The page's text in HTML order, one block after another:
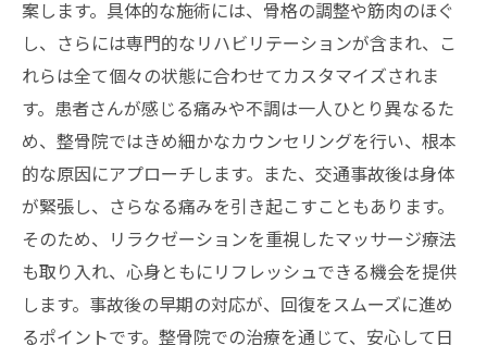
案します。具体的な施術には、骨格の調整や筋肉のほぐ
し、さらには専門的なリハビリテーションが含まれ、こ
れらは全て個々の状態に合わせてカスタマイズされま
す。患者さんが感じる痛みや不調は一人ひとり異なるた
め、整骨院ではきめ細かなカウンセリングを行い、根本
的な原因にアプローチします。また、交通事故後は身体
が緊張し、さらなる痛みを引き起こすこともあります。
そのため、リラクゼーションを重視したマッサージ療法
も取り入れ、心身ともにリフレッシュできる機会を提供
します。事故後の早期の対応が、回復をスムーズに進め
るポイントです。整骨院での治療を通じて、安心して日